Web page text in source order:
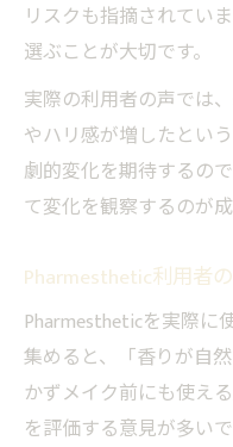
リスクも指摘されてい
選ぶことが大切です。
実際の利用者の声では
やハリ感が増したとい
劇的変化を期待するの
て変化を観察するのが
Pharmesthetic利用者
Pharmestheticを実際に
集めると、「香りが自
かずメイク前にも使え
を評価する意見が多い